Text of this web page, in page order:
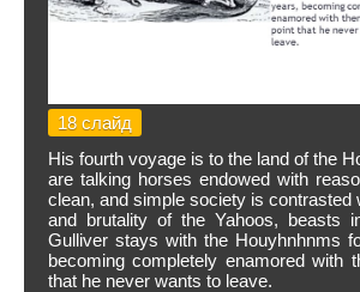
18 слайд
His fourth voyage is to the land of the
are talking horses endowed with
clean, and simple society is contrasted
and brutality of the Yahoos, beasts
Gulliver stays with the Houyhnhnms
becoming completely enamored with
that he never wants to leave.